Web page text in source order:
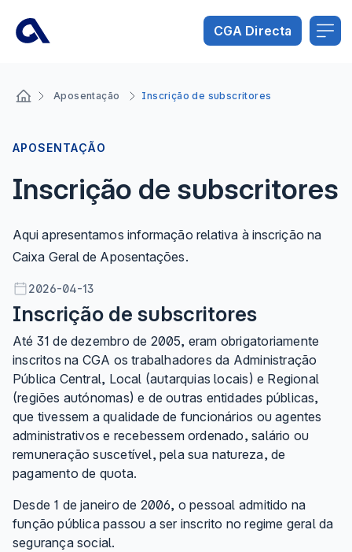
Pular para o Conteúdo principal
Abrir menu de acessibilidade
CGA Directa
Aposentação Inscrição de subscritores
APOSENTAÇÃO
Inscrição de subscritores
Aqui apresentamos informação relativa à inscrição na
Caixa Geral de Aposentações.
2026-04-13
Inscrição de subscritores
Até 31 de dezembro de 2005, eram obrigatoriamente
inscritos na CGA os trabalhadores da Administração
Pública Central, Local (autarquias locais) e Regional
(regiões autónomas) e de outras entidades públicas,
que tivessem a qualidade de funcionários ou agentes
administrativos e recebessem ordenado, salário ou
remuneração suscetível, pela sua natureza, de
pagamento de quota.
Desde 1 de janeiro de 2006, o pessoal admitido na
função pública passou a ser inscrito no regime geral da
segurança social.